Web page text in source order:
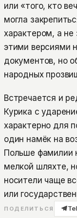
или «того, кто
могла
характером, а
этими версиями
документов, но
народных
Встречается и
Курика с
характерно для
один намёк на
Польше фамилии
мелкой шляхте,
носители чаще
или
ПОДЕЛИТЬСЯ